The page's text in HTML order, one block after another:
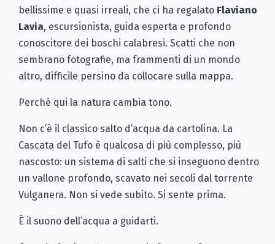
bellissime e quasi irreali, che ci ha regalato Flaviano
Lavia, escursionista, guida esperta e profondo
conoscitore dei boschi calabresi. Scatti che non
sembrano fotografie, ma frammenti di un mondo
altro, difficile persino da collocare sulla mappa.
Perché qui la natura cambia tono.
Non c’è il classico salto d’acqua da cartolina. La
Cascata del Tufo è qualcosa di più complesso, più
nascosto: un sistema di salti che si inseguono dentro
un vallone profondo, scavato nei secoli dal torrente
Vulganera. Non si vede subito. Si sente prima.
È il suono dell’acqua a guidarti.